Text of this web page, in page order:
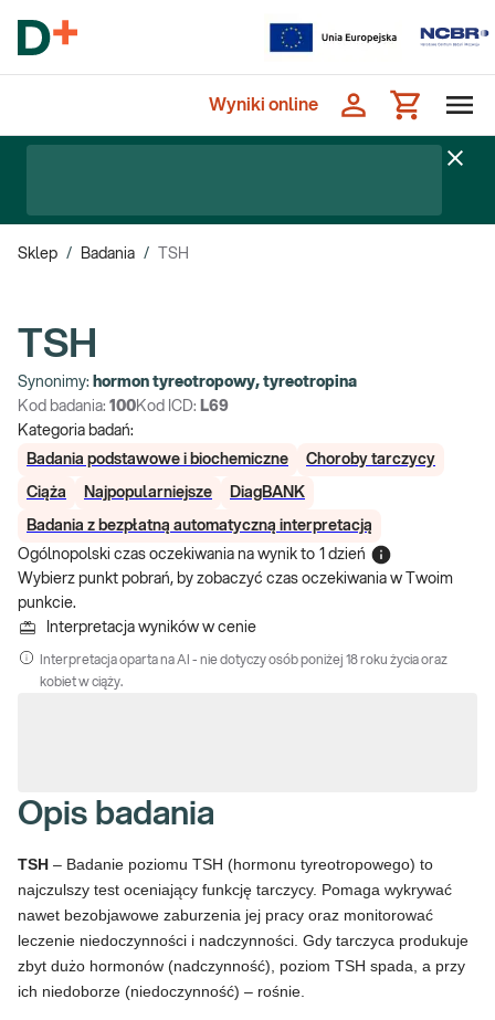
Wyniki online
Sklep / Badania / TSH
TSH
Synonimy: hormon tyreotropowy, tyreotropina
Kod badania: 100Kod ICD: L69
Kategoria badań:
Badania podstawowe i biochemiczne
Choroby tarczycy
Ciąża Najpopularniejsze DiagBANK
Badania z bezpłatną automatyczną interpretacją
Ogólnopolski czas oczekiwania na wynik to 1 dzień
Wybierz punkt pobrań, by zobaczyć czas oczekiwania w Twoim
punkcie.
Interpretacja wyników w cenie
Interpretacja oparta na AI - nie dotyczy osób poniżej 18 roku życia oraz
kobiet w ciąży.
Opis badania
TSH – Badanie poziomu TSH (hormonu tyreotropowego) to
najczulszy test oceniający funkcję tarczycy. Pomaga wykrywać
nawet bezobjawowe zaburzenia jej pracy oraz monitorować
leczenie niedoczynności i nadczynności. Gdy tarczyca produkuje
zbyt dużo hormonów (nadczynność), poziom TSH spada, a przy
ich niedoborze (niedoczynność) – rośnie.